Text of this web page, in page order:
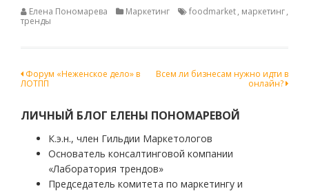
Елена Пономарева Маркетинг foodmarket, маркетинг,
тренды
Навигация
записям
Форум «Неженское дело» в
ЛОТПП
Всем ли бизнесам нужно идти в
онлайн?
ЛИЧНЫЙ БЛОГ ЕЛЕНЫ ПОНОМАРЕВОЙ
К.э.н., член Гильдии Маркетологов
Основатель консалтинговой компании
«Лаборатория трендов»
Председатель комитета по маркетингу и